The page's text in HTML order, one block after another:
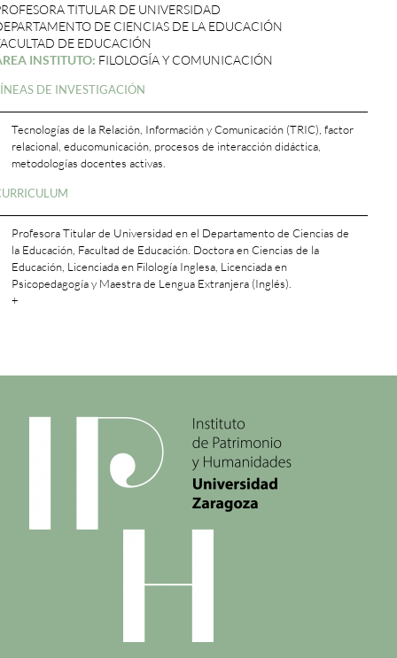
TITULAR DE UNIVERSIDAD
DE CIENCIAS DE LA EDUCACIÓN
DE EDUCACIÓN
INSTITUTO: FILOLOGÍA Y COMUNICACIÓN
DE INVESTIGACIÓN
Tecnologías de la Relación, Información y Comunicación (TRIC), factor
relacional, educomunicación, procesos de interacción didáctica,
metodologías docentes activas.
Profesora Titular de Universidad en el Departamento de Ciencias de
la Educación, Facultad de Educación. Doctora en Ciencias de la
Educación, Licenciada en Filología Inglesa, Licenciada en
Psicopedagogía y Maestra de Lengua Extranjera (Inglés).
+